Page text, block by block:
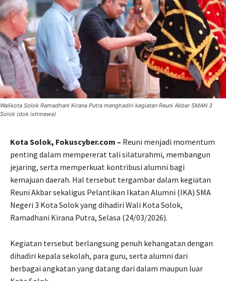
Walikota Solok Ramadhani Kirana Putra menghadiri kegiatan Reuni Akbar SMAN 3
Solok (dok istimewa)
Kota Solok, Fokuscyber.com – Reuni menjadi momentum
penting dalam mempererat tali silaturahmi, membangun
jejaring, serta memperkuat kontribusi alumni bagi
kemajuan daerah. Hal tersebut tergambar dalam kegiatan
Reuni Akbar sekaligus Pelantikan Ikatan Alumni (IKA) SMA
Negeri 3 Kota Solok yang dihadiri Wali Kota Solok,
Ramadhani Kirana Putra, Selasa (24/03/2026).
Kegiatan tersebut berlangsung penuh kehangatan dengan
dihadiri kepala sekolah, para guru, serta alumni dari
berbagai angkatan yang datang dari dalam maupun luar